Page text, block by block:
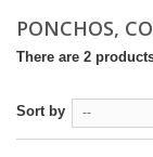
PONCHOS,
There are 2
Sort by --